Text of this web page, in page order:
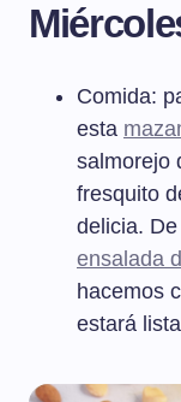
Comida:
esta
salmorejo
fresquito
delicia.
ensalada
hacemos
estará